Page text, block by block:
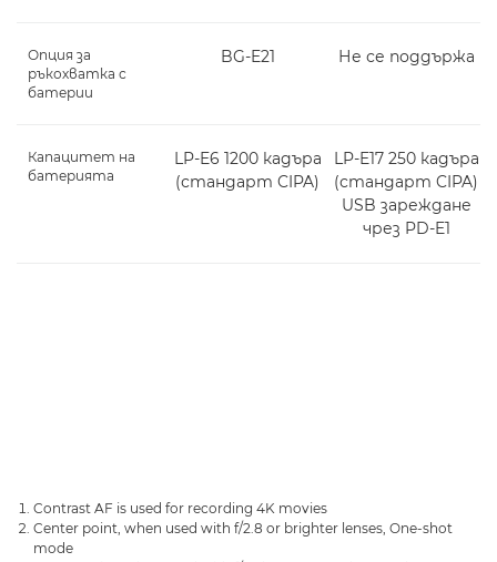
Опция за
ръкохватка с
батерии
BG-E21 Не се поддържа
Капацитет на
батерията
LP-E6 1200 кадъра
(стандарт CIPA)
LP-E17 250 кадъра
(стандарт CIPA)
USB зареждане
чрез PD-E1
Contrast AF is used for recording 4K movies
Center point, when used with f/2.8 or brighter lenses, One-shot
mode